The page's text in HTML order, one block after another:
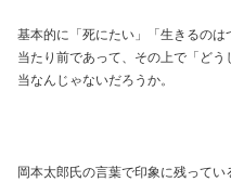
基本的に「死にたい」「生きるの
当たり前であって、その上で「ど
当なんじゃないだろうか。
岡本太郎氏の言葉で印象に残ってい